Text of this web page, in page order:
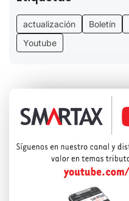
actualización Boletín
Youtube